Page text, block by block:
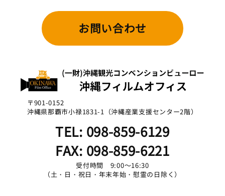
お問い合わせ
〒901-0152
沖縄県那覇市小禄1831-1（沖縄産業支援センター2階）
TEL: 098-859-6129
FAX: 098-859-6221
受付時間 9:00～16:30
（土・日・祝日・年末年始・慰霊の日除く）